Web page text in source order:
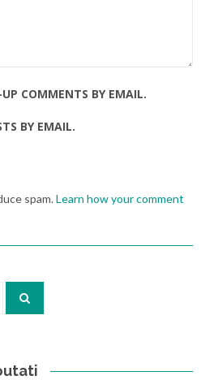
COMMENTS BY EMAIL.
BY EMAIL.
spam.Learn how your comment